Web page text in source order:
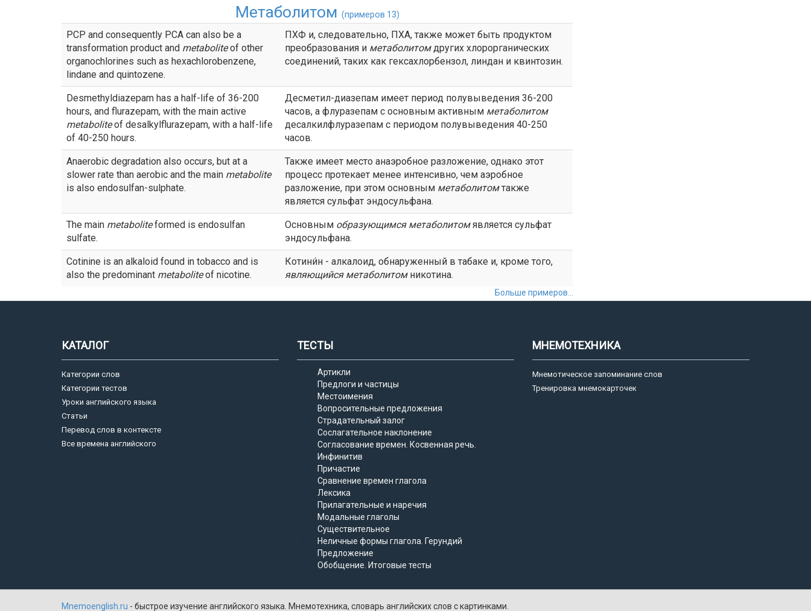
Метаболитом (примеров 13)
PCP and consequently PCA can also be a
transformation product and metaboliteof other
organochlorines such as hexachlorobenzene,
lindane and quintozene.
ПХФ и, следовательно, ПХА, также может быть продуктом
преобразования и метаболитомдругих хлорорганических
соединений, таких как гексахлорбензол, линдан и квинтозин.
Desmethyldiazepam has a half-life of 36-200
hours, and flurazepam, with the main active
metaboliteof desalkylflurazepam, with a half-life
of 40-250 hours.
Десметил-диазепам имеет период полувыведения 36-200
часов, а флуразепам с основным активным метаболитом
десалкилфлуразепам с периодом полувыведения 40-250
часов.
Anaerobic degradation also occurs, but at a
slower rate than aerobic and the main metabolite
is also endosulfan-sulphate.
Также имеет место анаэробное разложение, однако этот
процесс протекает менее интенсивно, чем аэробное
разложение, при этом основным метаболитомтакже
является сульфат эндосульфана.
The main metaboliteformed is endosulfan
sulfate.
Основным образующимся метаболитомявляется сульфат
эндосульфана.
Cotinine is an alkaloid found in tobacco and is
also the predominant metaboliteof nicotine.
Котини́н - алкалоид, обнаруженный в табаке и, кроме того,
являющийся метаболитомникотина.
Больше примеров...
КАТАЛОГ
Категории слов
Категории тестов
Уроки английского языка
Статьи
Перевод слов в контексте
Все времена английского
ТЕСТЫ
Артикли
Предлоги и частицы
Местоимения
Вопросительные предложения
Страдательный залог
Сослагательное наклонение
Согласование времен. Косвенная речь.
Инфинитив
Причастие
Сравнение времен глагола
Лексика
Прилагательные и наречия
Модальные глаголы
Существительное
Неличные формы глагола. Герундий
Предложение
Обобщение. Итоговые тесты
МНЕМОТЕХНИКА
Мнемотическое запоминание слов
Тренировка мнемокарточек
Mnemoenglish.ru - быстрое изучение английского языка. Мнемотехника, словарь английских слов с картинками.